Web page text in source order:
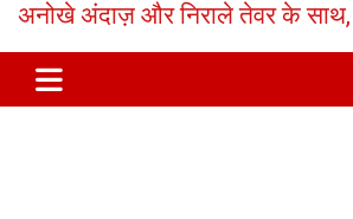
अनोखे अंदाज़ और निराले तेवर के